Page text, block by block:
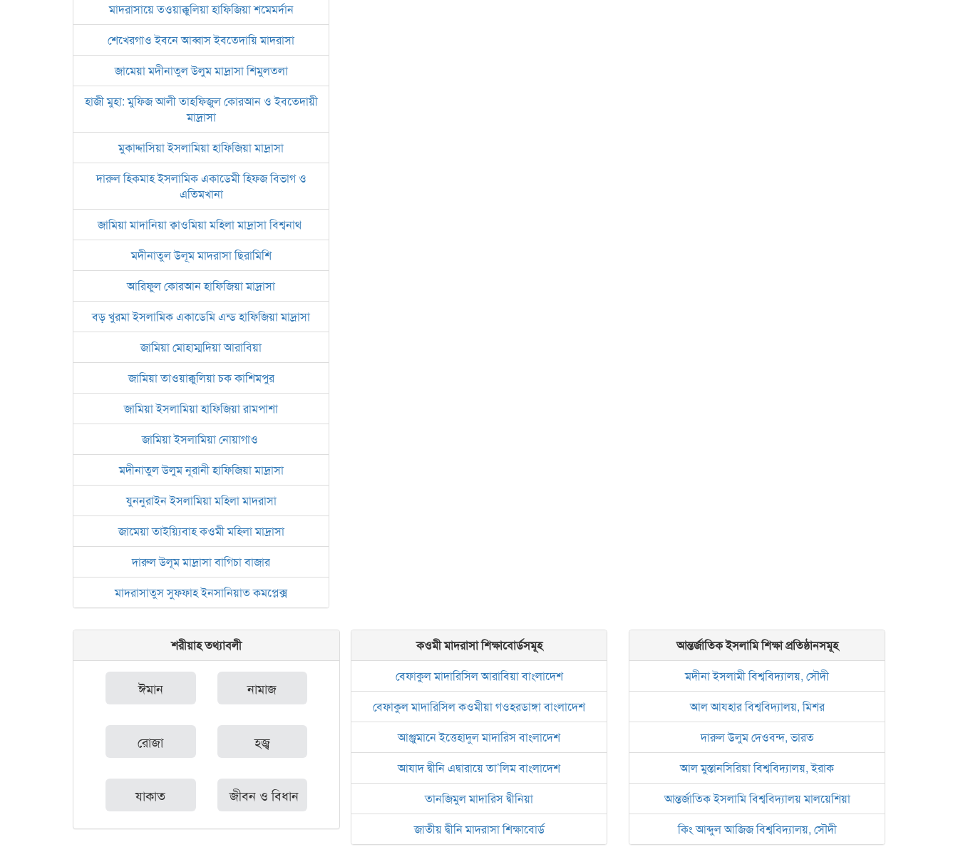
মাদরাসায়ে তওয়াক্কুলিয়া হাফিজিয়া শমেমর্দান
শেখেরগাও ইবনে আব্বাস ইবতেদায়ি মাদরাসা
জামেয়া মদীনাতুল উলুম মাদ্রাসা শিমুলতলা
হাজী মুহা: মুফিজ আলী তাহফিজুল কোরআন ও ইবতেদায়ী
মাদ্রাসা
মুকাদ্দাসিয়া ইসলামিয়া হাফিজিয়া মাদ্রাসা
দারুল হিকমাহ ইসলামিক একাডেমী হিফজ বিভাগ ও
এতিমখানা
জামিয়া মাদানিয়া ক্বাওমিয়া মহিলা মাদ্রাসা বিশ্বনাথ
মদীনাতুল উলূম মাদরাসা ছিরামিশি
আরিফুল কোরআন হাফিজিয়া মাদ্রাসা
বড় খুরমা ইসলামিক একাডেমি এন্ড হাফিজিয়া মাদ্রাসা
জামিয়া মোহাম্মদিয়া আরাবিয়া
জামিয়া তাওয়াক্কুলিয়া চক কাশিমপুর
জামিয়া ইসলামিয়া হাফিজিয়া রামপাশা
জামিয়া ইসলামিয়া নোয়াগাও
মদীনাতুল উলুম নূরানী হাফিজিয়া মাদ্রাসা
যুননুরাইন ইসলামিয়া মহিলা মাদরাসা
জামেয়া তাইয়্যিবাহ কওমী মহিলা মাদ্রাসা
দারুল উলূম মাদ্রাসা বাগিচা বাজার
মাদরাসাতুস সুফফাহ ইনসানিয়াত কমপ্লেক্স
শরীয়াহ তথ্যাবলী
ঈমান নামাজ
রোজা হজ্ব
যাকাত জীবন ও বিধান
কওমী মাদরাসা শিক্ষাবোর্ডসমূহ
বেফাকুল মাদারিসিল আরাবিয়া বাংলাদেশ
বেফাকুল মাদারিসিল কওমীয়া গওহরডাঙ্গা বাংলাদেশ
আঞ্জুমানে ইত্তেহাদুল মাদারিস বাংলাদেশ
আযাদ দ্বীনি এদ্বারায়ে তা’লিম বাংলাদেশ
তানজিমুল মাদারিস দ্বীনিয়া
জাতীয় দ্বীনি মাদরাসা শিক্ষাবোর্ড
আন্তর্জাতিক ইসলামি শিক্ষা প্রতিষ্ঠানসমূহ
মদীনা ইসলামী বিশ্ববিদ্যালয়, সৌদী
আল আযহার বিশ্ববিদ্যালয়, মিশর
দারুল উলুম দেওবন্দ, ভারত
আল মুস্তানসিরিয়া বিশ্ববিদ্যালয়, ইরাক
আন্তর্জাতিক ইসলামি বিশ্ববিদ্যালয় মালয়েশিয়া
কিং আব্দুল আজিজ বিশ্ববিদ্যালয়, সৌদী